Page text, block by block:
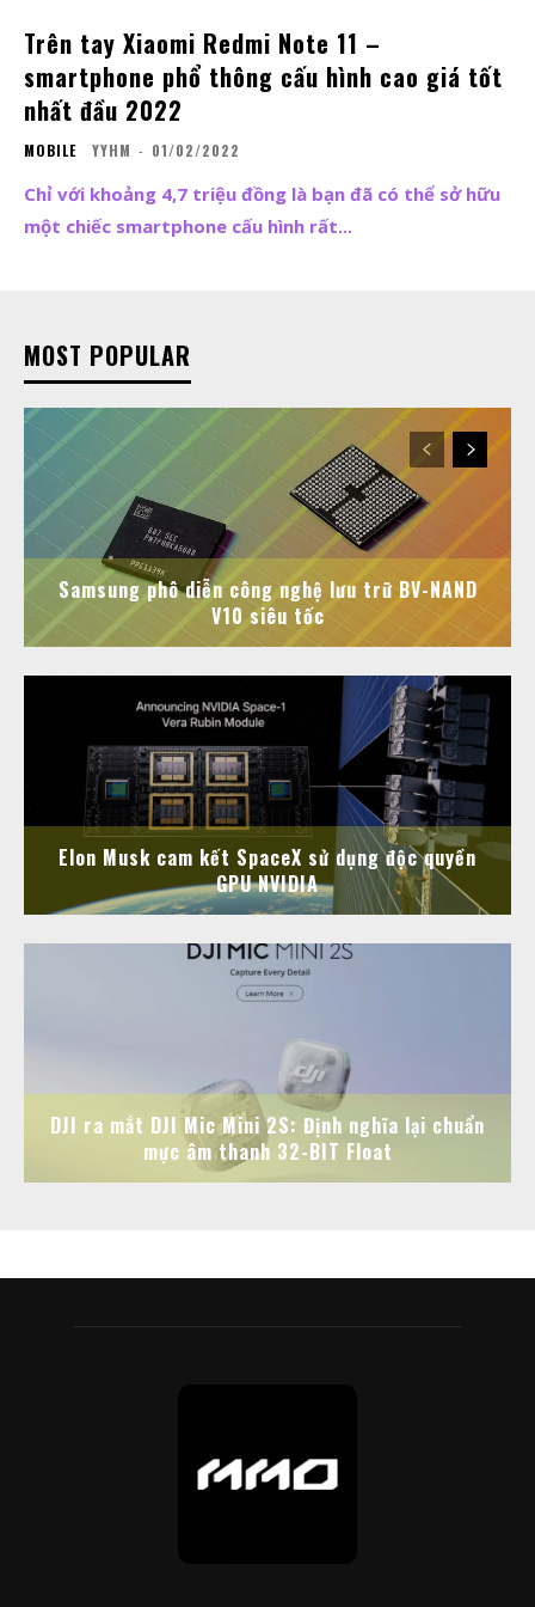
Trên tay Xiaomi Redmi Note 11 –
smartphone phổ thông cấu hình cao giá tốt
nhất đầu 2022
MOBILE YYHM - 01/02/2022
Chỉ với khoảng 4,7 triệu đồng là bạn đã có thể sở hữu
một chiếc smartphone cấu hình rất...
MOST POPULAR
Samsung phô diễn công nghệ lưu trữ BV-NAND
V10 siêu tốc
Elon Musk cam kết SpaceX sử dụng độc quyền
GPU NVIDIA
DJI ra mắt DJI Mic Mini 2S: Định nghĩa lại chuẩn
mực âm thanh 32-BIT Float